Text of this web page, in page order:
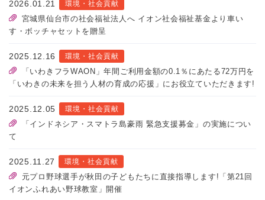
2026.01.21 環境・社会貢献
宮城県仙台市の社会福祉法人へ イオン社会福祉基金より車い
す・ボッチャセットを贈呈
2025.12.16 環境・社会貢献
「いわきフラWAON」年間ご利用金額の0.1％にあたる72万円を
「いわきの未来を担う人材の育成の応援」にお役立ていただきます!
2025.12.05 環境・社会貢献
「インドネシア・スマトラ島豪雨 緊急支援募金」の実施につい
て
2025.11.27 環境・社会貢献
元プロ野球選手が秋田の子どもたちに直接指導します!「第21回
イオンふれあい野球教室」開催